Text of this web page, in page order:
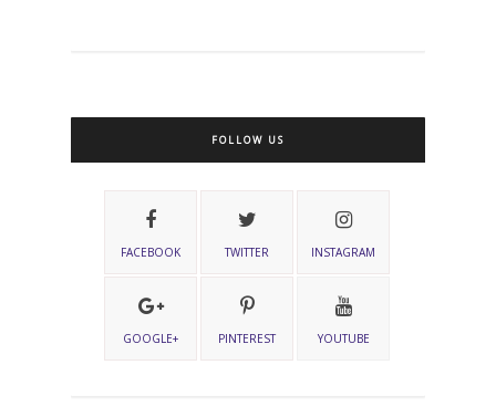
FOLLOW US
FACEBOOK TWITTER INSTAGRAM
GOOGLE+ PINTEREST YOUTUBE